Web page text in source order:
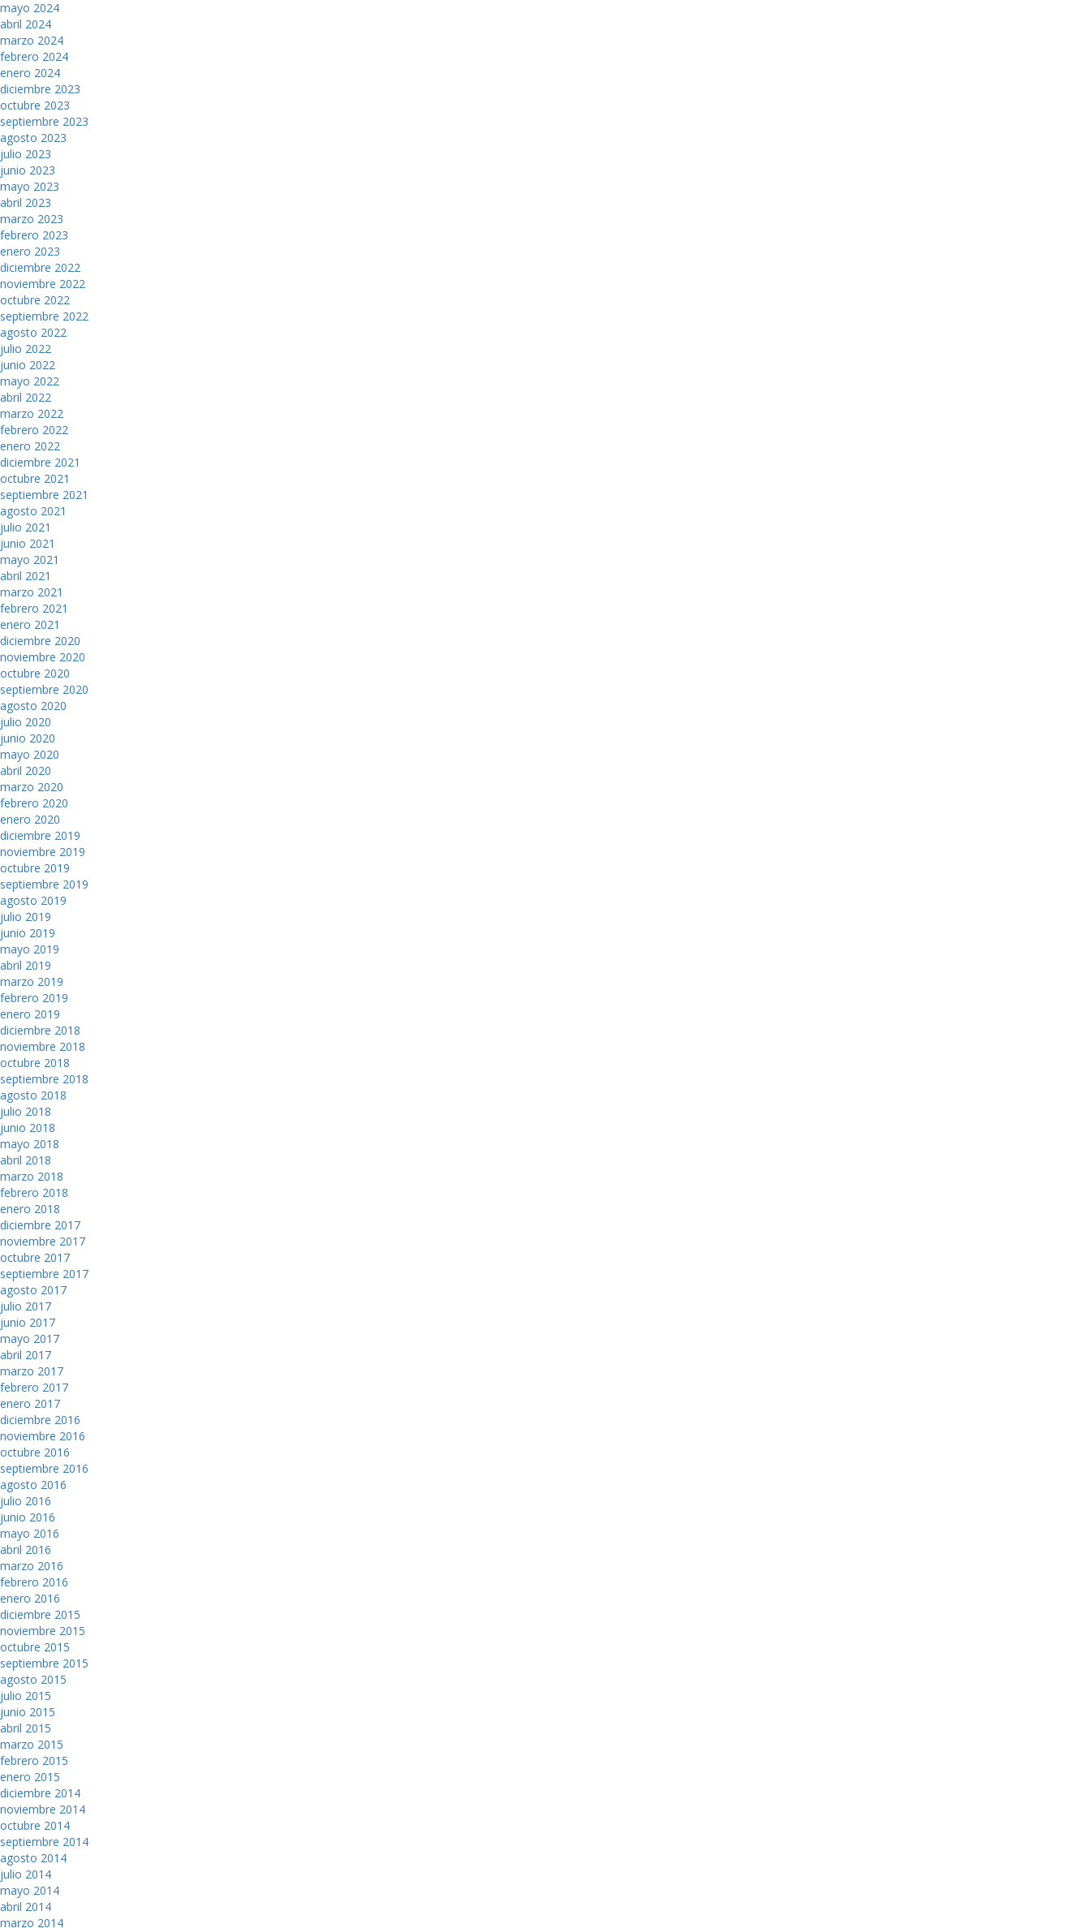
mayo 2024
abril 2024
marzo 2024
febrero 2024
enero 2024
diciembre 2023
octubre 2023
septiembre 2023
agosto 2023
julio 2023
junio 2023
mayo 2023
abril 2023
marzo 2023
febrero 2023
enero 2023
diciembre 2022
noviembre 2022
octubre 2022
septiembre 2022
agosto 2022
julio 2022
junio 2022
mayo 2022
abril 2022
marzo 2022
febrero 2022
enero 2022
diciembre 2021
octubre 2021
septiembre 2021
agosto 2021
julio 2021
junio 2021
mayo 2021
abril 2021
marzo 2021
febrero 2021
enero 2021
diciembre 2020
noviembre 2020
octubre 2020
septiembre 2020
agosto 2020
julio 2020
junio 2020
mayo 2020
abril 2020
marzo 2020
febrero 2020
enero 2020
diciembre 2019
noviembre 2019
octubre 2019
septiembre 2019
agosto 2019
julio 2019
junio 2019
mayo 2019
abril 2019
marzo 2019
febrero 2019
enero 2019
diciembre 2018
noviembre 2018
octubre 2018
septiembre 2018
agosto 2018
julio 2018
junio 2018
mayo 2018
abril 2018
marzo 2018
febrero 2018
enero 2018
diciembre 2017
noviembre 2017
octubre 2017
septiembre 2017
agosto 2017
julio 2017
junio 2017
mayo 2017
abril 2017
marzo 2017
febrero 2017
enero 2017
diciembre 2016
noviembre 2016
octubre 2016
septiembre 2016
agosto 2016
julio 2016
junio 2016
mayo 2016
abril 2016
marzo 2016
febrero 2016
enero 2016
diciembre 2015
noviembre 2015
octubre 2015
septiembre 2015
agosto 2015
julio 2015
junio 2015
abril 2015
marzo 2015
febrero 2015
enero 2015
diciembre 2014
noviembre 2014
octubre 2014
septiembre 2014
agosto 2014
julio 2014
mayo 2014
abril 2014
marzo 2014